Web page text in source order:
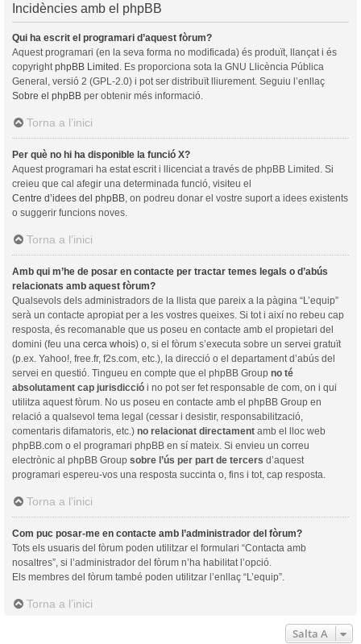
Incidències amb el phpBB
Qui ha escrit el programari d’aquest fòrum?
Aquest programari (en la seva forma no modificada) és produït, llançat i és
copyright phpBB Limited . Es proporciona sota la GNU Llicència Pública
General, versió 2 (GPL-2.0) i pot ser distribuït lliurement. Seguiu l’enllaç
Sobre el phpBB per obtenir més informació.
Torna a l’inici
Per què no hi ha disponible la funció X?
Aquest programari ha estat escrit i llicenciat a través de phpBB Limited. Si
creieu que cal afegir una determinada funció, visiteu el
Centre d’idees del phpBB , on podreu donar el vostre suport a idees existents
o suggerir funcions noves.
Torna a l’inici
Amb qui m’he de posar en contacte per tractar temes legals o d’abús
relacionats amb aquest fòrum?
Qualsevols dels administradors de la llista que pareix a la pàgina “L’equip”
serà un contacte apropiat per a les vostres queixes. Si tot i així no rebeu cap
resposta, és recomanable que us poseu en contacte amb el propietari del
domini (feu una cerca whois) o, si el fòrum s’executa sobre un servei gratuït
(p.ex. Yahoo!, free.fr, f2s.com, etc.), la direcció o el departament d’abús del
servei en questió. Tingueu en compte que el phpBB Group no té
absolutament cap jurisdicció i no pot ser fet responsable de com, on i qui
utilitza aquest fòrum. No us poseu en contacte amb el phpBB Group en
relació a qualsevol tema legal (cessar i desistir, responsabilització,
comentaris difamatoris, etc.) no relacionat directament amb el lloc web
phpBB.com o el programari phpBB en sí mateix. Si envieu un correu
electrònic al phpBB Group sobre l’ús per part de tercers d’aquest
programari espereu-vos una resposta succinta o, fins i tot, cap resposta.
Torna a l’inici
Com puc posar-me en contacte amb l’administrador del fòrum?
Tots els usuaris del fòrum poden utilitzar el formulari “Contacta amb
nosaltres”, si l’administrador del fòrum n’ha habilitat l’opció.
Els membres del fòrum també poden utilitzar l’enllaç “L’equip”.
Torna a l’inici
Salta A